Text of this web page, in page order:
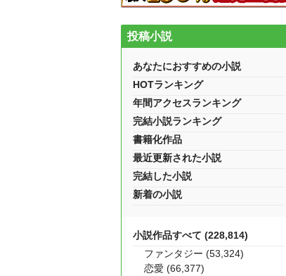
投稿小説
あなたにおすすめの小説
HOTランキング
年間アクセスランキング
完結小説ランキング
書籍化作品
最近更新された小説
完結した小説
新着の小説
小説作品すべて (228,814)
ファンタジー (53,324)
恋愛 (66,377)